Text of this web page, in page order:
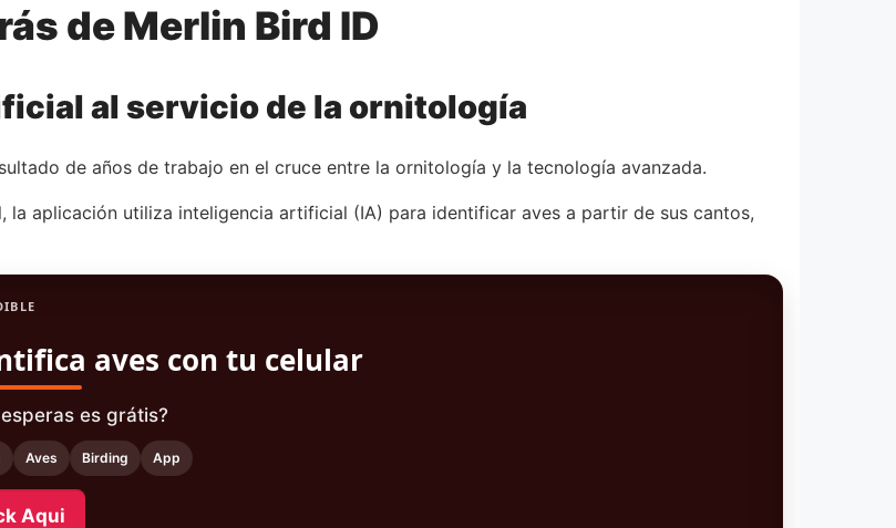
de Merlin Bird ID
al servicio de la ornitología
de años de trabajo en el cruce entre la ornitología y la tecnología avanzada.
aplicación utiliza inteligencia artificial (IA) para identificar aves a partir de sus cantos,
aves con tu celular
es grátis?
Aves Birding App
Aqui